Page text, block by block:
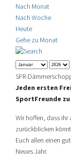
Nach Monat
Nach Woche
Heute
Gehe zu Monat
SFR-
Jeden ersten
SportFreunde
Wir hoffen, dass
zurückblicken
Euch allen einen
Neues Jahr.